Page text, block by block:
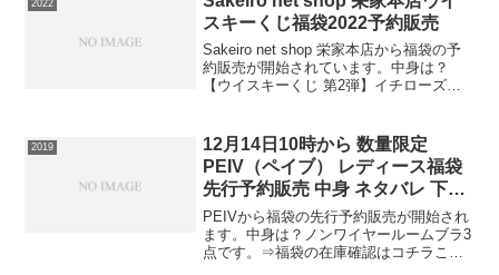
2022
スキーくじ福袋2022予約販売
Sakeiro net shop 栄家本店から福袋の予
約販売が開始されています。中身は？
【ウイスキーくじ 第2弾】イチローズモ
たるウイスキーくじ100...
2019
12月14日10時から 数量限定
PEIV（ペイブ） レディース福袋
先行予約販売 中身 ネタバレ 下着
リラックスブラ おやすみブラ
PEIVから福袋の先行予約販売が開始され
ます。中身は？ノンワイヤールームブラ3
点です。⇒福袋の在庫確認はコチラこの